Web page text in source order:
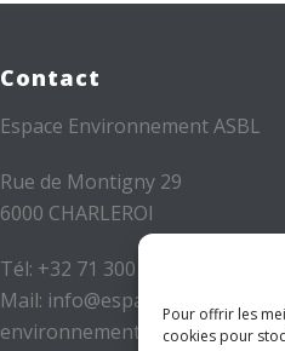
Pour offrir les
cookies pour
Contact
Espace Environnement ASBL
Rue de Montigny 29
6000 CHARLEROI
Tél: +32 71 300 300
Mail: info@espace-
environnement.be